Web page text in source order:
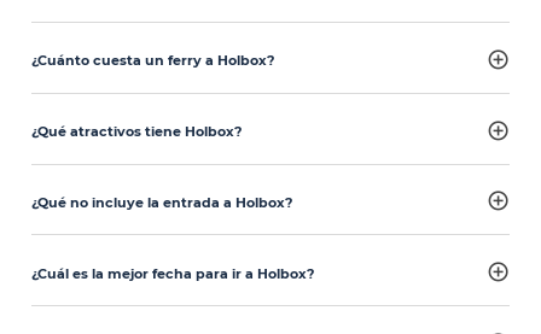
¿Cuánto cuesta un ferry a Holbox?
¿Qué atractivos tiene Holbox?
¿Qué no incluye la entrada a Holbox?
¿Cuál es la mejor fecha para ir a Holbox?